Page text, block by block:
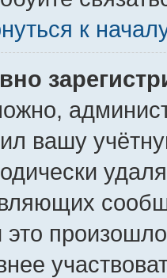
к
вашу
это